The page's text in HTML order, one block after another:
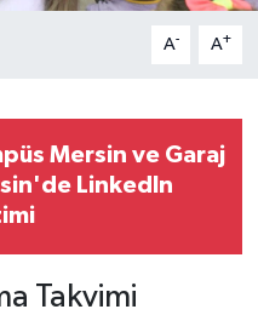
A- A+
Mersin ve Garaj
LinkedIn
Takvimi